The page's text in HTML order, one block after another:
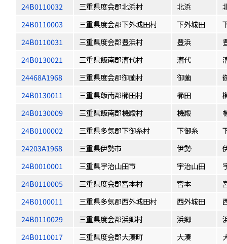
24B0110032
三重県度会郡北浜村 北浜
24B0110003
三重県度会郡下外城田村 下外城田
24B0110031
三重県度会郡豊浜村 豊浜
24B0130021
三重県飯南郡漕代村 漕代
24468A1968
三重県度会郡御薗村 御薗
24B0130011
三重県飯南郡櫛田村 櫛田
24B0130009
三重県飯南郡機殿村 機殿
24B0100002
三重県多気郡下御糸村 下御糸
24203A1968
三重県伊勢市 伊勢
24B0010001
三重県宇治山田市 宇治山田
24B0110005
三重県度会郡宮本村 宮本
24B0100011
三重県多気郡西外城田村 西外城田
24B0110029
三重県度会郡浜郷村 浜郷
24B0110017
三重県度会郡大湊町 大湊